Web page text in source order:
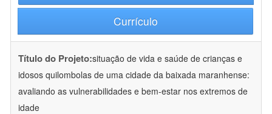
Currículo
Título do Projeto:situação de vida e saúde de crianças e
idosos quilombolas de uma cidade da baixada maranhense:
avaliando as vulnerabilidades e bem-estar nos extremos de
idade